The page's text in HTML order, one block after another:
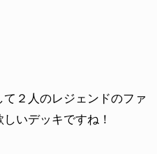
２人のレジェンドのファ
いデッキですね！